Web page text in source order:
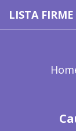
LISTA